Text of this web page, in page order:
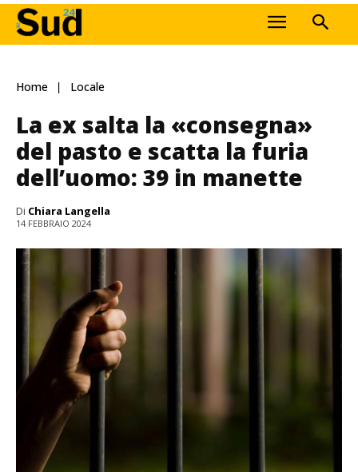
Home Locale
La ex salta la «consegna»
del pasto e scatta la furia
dell’uomo: 39 in manette
Di Chiara Langella
14 FEBBRAIO 2024